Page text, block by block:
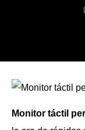
Monitor táctil